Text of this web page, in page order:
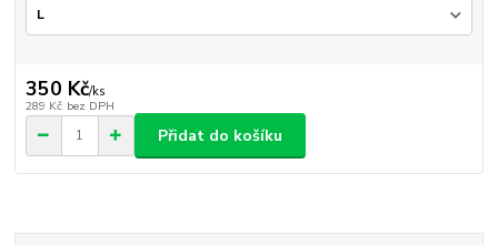
350 Kč/ks
289 Kč bez DPH
Přidat do košíku